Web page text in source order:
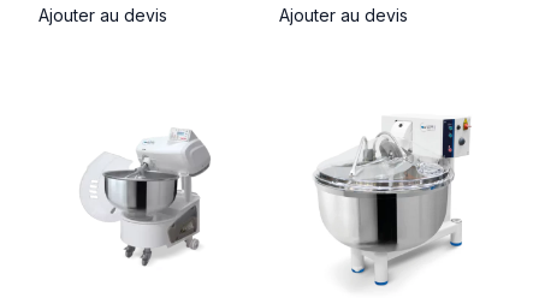
Ajouter au devis Ajouter au devis